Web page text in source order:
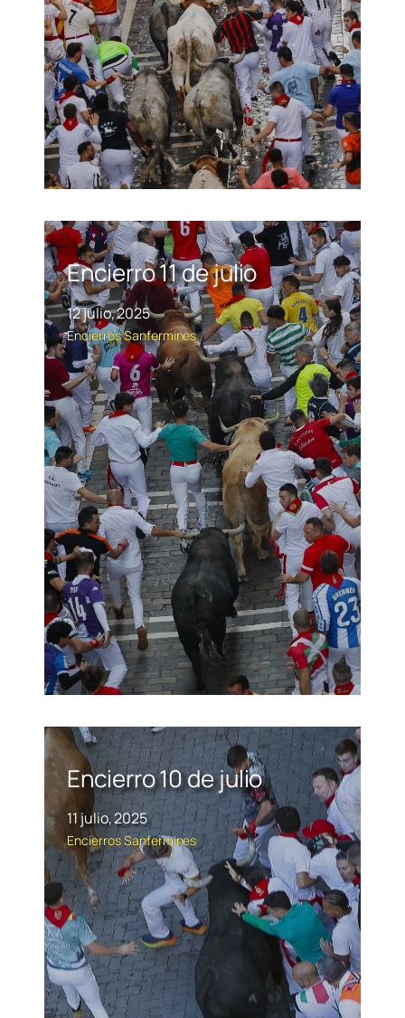
Encierro 11 de julio
12 julio, 2025
Encierros Sanfermines
Encierro 10 de julio
11 julio, 2025
Encierros Sanfermines